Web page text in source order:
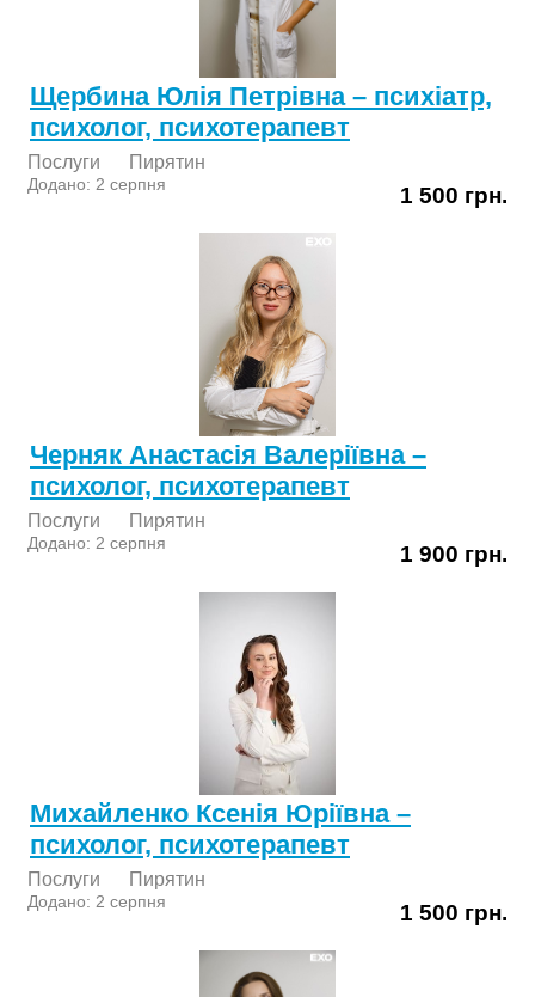
Щербина Юлія Петрівна – психіатр,
психолог, психотерапевт
Послуги Пирятин
Додано: 2 серпня 1 500 грн.
Черняк Анастасія Валеріївна –
психолог, психотерапевт
Послуги Пирятин
Додано: 2 серпня 1 900 грн.
Михайленко Ксенія Юріївна –
психолог, психотерапевт
Послуги Пирятин
Додано: 2 серпня 1 500 грн.